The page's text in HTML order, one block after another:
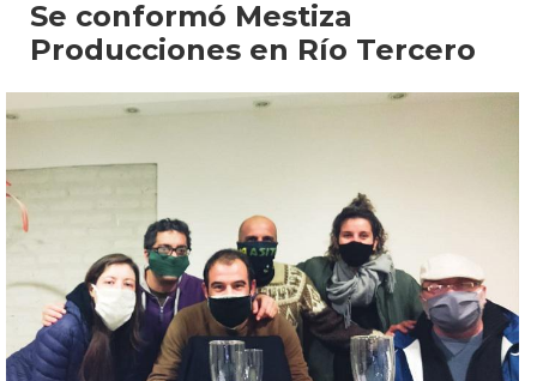
Se conformó Mestiza
Producciones en Río Tercero